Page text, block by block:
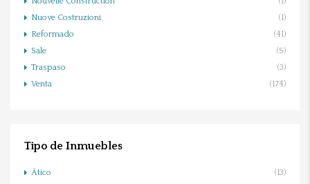
Nuove Costruzioni
(1)
Reformado
(41)
Sale
(5)
Traspaso
(3)
Venta
(174)
Tipo de Inmuebles
Ático
(13)